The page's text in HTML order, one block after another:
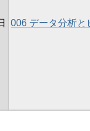
006 データ分析と